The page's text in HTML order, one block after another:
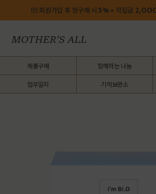
💌 회원가입 후 첫구매 시5%+ 적립금
제품구매 함께하는 나눔
업무일지 기억보관소